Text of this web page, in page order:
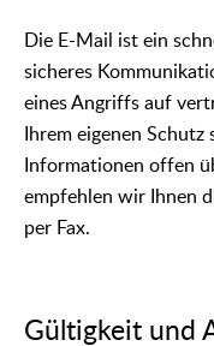
Die E-Mail ist ein
sicheres
eines Angriffs auf
Ihrem eigenen
Informationen offen
empfehlen wir Ihnen
per Fax.
Gültigkeit und